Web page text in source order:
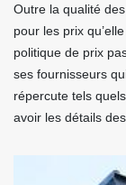
Outre la qualité
pour les prix
politique de prix
ses fournisseurs
répercute tels
avoir les détails